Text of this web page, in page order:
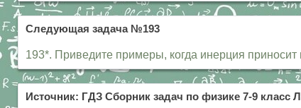
Следующая задача №193
193*. Приведите примеры, когда инерция приносит
Источник: ГДЗ Сборник задач по физике 7-9 класс